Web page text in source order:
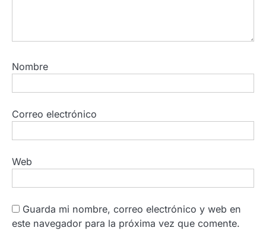
Nombre
Correo electrónico
Web
Guarda mi nombre, correo electrónico y web en
este navegador para la próxima vez que comente.